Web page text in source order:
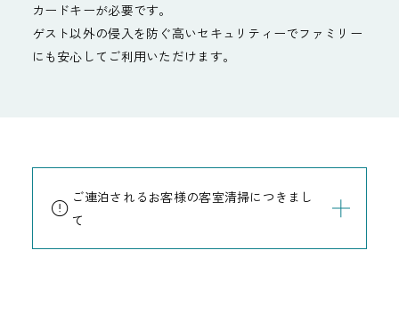
カードキーが必要です。
ゲスト以外の侵入を防ぐ高いセキュリティーでファミリー
にも安心してご利用いただけます。
ご連泊されるお客様の客室清掃につきまし
て